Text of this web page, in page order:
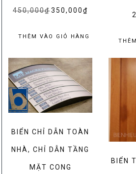
450,000₫Giá
là:
350,000₫
tại
350,000₫.
THÊM VÀO GIỎ HÀNG
BIỂN CHỈ DẪN TOÀN
NHÀ, CHỈ DẪN TẦNG
MẶT CONG
BIỂN